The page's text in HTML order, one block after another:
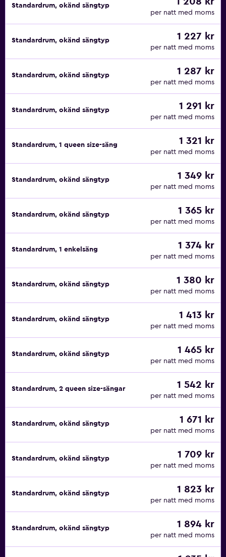
Standardrum, okänd sängtyp
per natt med moms
Standardrum, okänd sängtyp 1 227 kr
per natt med moms
Standardrum, okänd sängtyp 1 287 kr
per natt med moms
Standardrum, okänd sängtyp 1 291 kr
per natt med moms
Standardrum, 1 queen size-säng 1 321 kr
per natt med moms
Standardrum, okänd sängtyp 1 349 kr
per natt med moms
Standardrum, okänd sängtyp 1 365 kr
per natt med moms
Standardrum, 1 enkelsäng 1 374 kr
per natt med moms
Standardrum, okänd sängtyp 1 380 kr
per natt med moms
Standardrum, okänd sängtyp 1 413 kr
per natt med moms
Standardrum, okänd sängtyp 1 465 kr
per natt med moms
Standardrum, 2 queen size-sängar 1 542 kr
per natt med moms
Standardrum, okänd sängtyp 1 671 kr
per natt med moms
Standardrum, okänd sängtyp 1 709 kr
per natt med moms
Standardrum, okänd sängtyp 1 823 kr
per natt med moms
Standardrum, okänd sängtyp 1 894 kr
per natt med moms